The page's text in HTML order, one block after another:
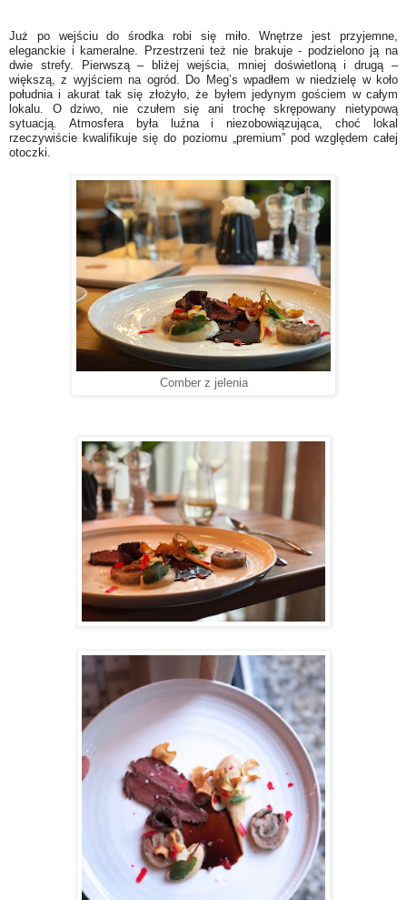
Już po wejściu do środka robi się miło. Wnętrze jest przyjemne,
eleganckie i kameralne. Przestrzeni też nie brakuje - podzielono ją na
dwie strefy. Pierwszą – bliżej wejścia, mniej doświetloną i drugą –
większą, z wyjściem na ogród. Do Meg’s wpadłem w niedzielę w koło
południa i akurat tak się złożyło, że byłem jedynym gościem w całym
lokalu. O dziwo, nie czułem się ani trochę skrępowany nietypową
sytuacją. Atmosfera była luźna i niezobowiązująca, choć lokal
rzeczywiście kwalifikuje się do poziomu „premium” pod względem całej
otoczki.
Comber z jelenia